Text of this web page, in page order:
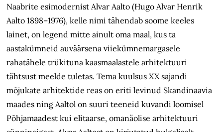
Naabrite esimodernist Alvar Aalto (Hugo Alvar Henrik
Aalto 1898–1976), kelle nimi tähendab soome keeles
lainet, on legend mitte ainult oma maal, kus ta
aastakümneid auväärsena viiekümnemargasele
rahatähele trükituna kaasmaalastele arhitektuuri
tähtsust meelde tuletas. Tema kuulsus XX sajandi
mõjukate arhitektide reas on eriti levinud Skandinaavia
maades ning Aaltol on suuri teeneid kuvandi loomisel
Põhjamaadest kui elitaarse, omanäolise arhitektuuri